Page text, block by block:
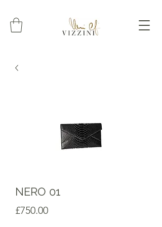
NERO 01
£750.00Prezzo